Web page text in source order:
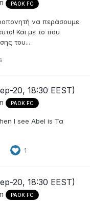
PAOK FC
να περάσουμε
Και με το που
του...
20, 18:30 EEST)
PAOK FC
I see Abel is Τα
1
20, 18:30 EEST)
PAOK FC